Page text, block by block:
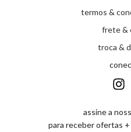
termos &
frete &
troca &
assine a
para receber ofertas